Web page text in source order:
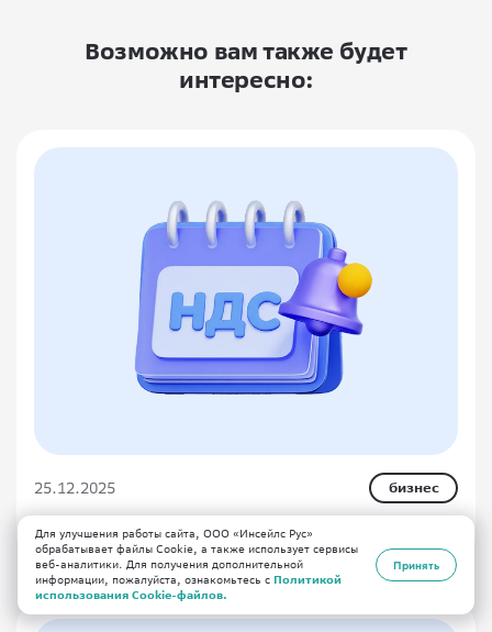
Возможно вам также будет
интересно:
25.12.2025 бизнес
Налоговая реформа 2026 года
Для улучшения работы сайта, ООО «Инсейлс Рус»
обрабатывает файлы Cookie, а также использует сервисы
веб-аналитики. Для получения дополнительной
информации, пожалуйста, ознакомьтесь с Политикой
использования Cookie-файлов.
Принять